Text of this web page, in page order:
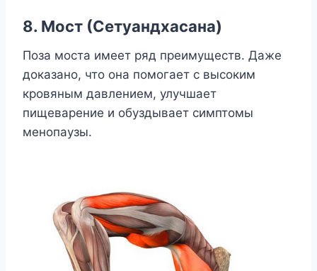
8. Мост (Сетуандхасана)
Поза моста имеет ряд преимуществ. Даже
доказано, что она помогает с высоким
кровяным давлением, улучшает
пищеварение и обуздывает симптомы
менопаузы.